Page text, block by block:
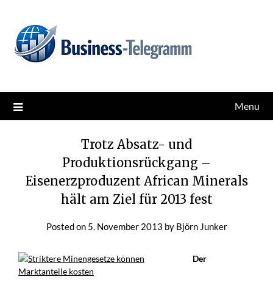
content
Business-Telegramm
Menu
Trotz Absatz- und
Produktionsrückgang –
Eisenerzproduzent African Minerals
hält am Ziel für 2013 fest
Posted on 5. November 2013 by Björn Junker
Der